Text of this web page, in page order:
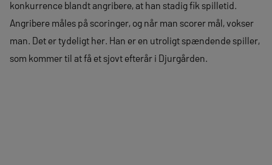
konkurrence blandt angribere, at han stadig fik spilletid.
Angribere måles på scoringer, og når man scorer mål, vokser
man. Det er tydeligt her. Han er en utroligt spændende spiller,
som kommer til at få et sjovt efterår i Djurgården.